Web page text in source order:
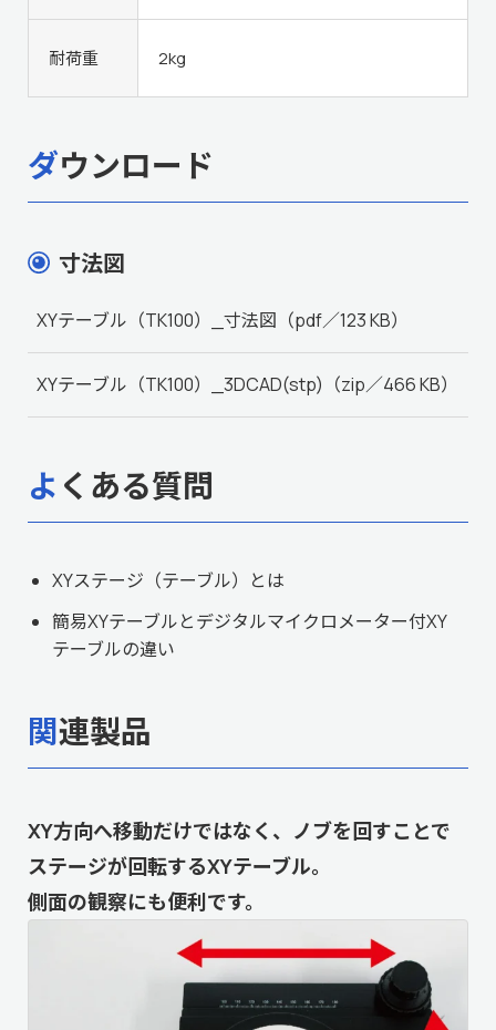
耐荷重 2kg
ダウンロード
寸法図
XYテーブル（TK100）_寸法図 （pdf／123 KB）
XYテーブル（TK100）_3DCAD(stp) （zip／466 KB）
よくある質問
XYステージ（テーブル）とは
簡易XYテーブルとデジタルマイクロメーター付XY
テーブルの違い
関連製品
XY方向へ移動だけではなく、ノブを回すことで
ステージが回転するXYテーブル。
側面の観察にも便利です。